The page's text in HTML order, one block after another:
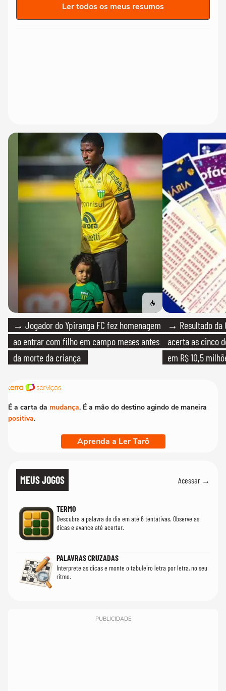
Ler todos os meus resumos
→ Jogador do Ypiranga FC fez homenagem
ao entrar com filho em campo meses antes
da morte da criança
→ Resultado da
acerta as cinco
em R$ 10,5
É a carta da mudança. É a mão do destino agindo de maneira
positiva.
Aprenda a Ler Tarô
MEUS JOGOS Acessar →
TERMO
Descubra a palavra do dia em até 6 tentativas. Observe as
dicas e avance até acertar.
PALAVRAS CRUZADAS
Interprete as dicas e monte o tabuleiro letra por letra, no seu
ritmo.
PUBLICIDADE